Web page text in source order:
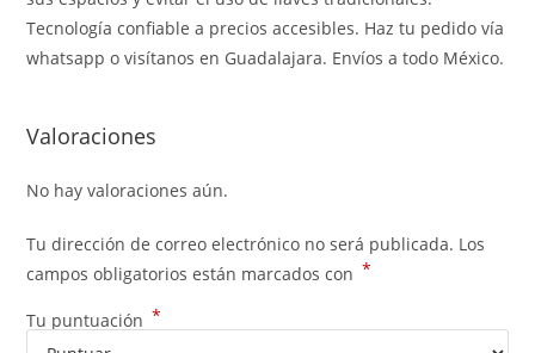
Tecnología confiable a precios accesibles. Haz tu pedido vía
whatsapp o visítanos en Guadalajara. Envíos a todo México.
Valoraciones
No hay valoraciones aún.
Tu dirección de correo electrónico no será publicada. Los
campos obligatorios están marcados con *
Tu puntuación *